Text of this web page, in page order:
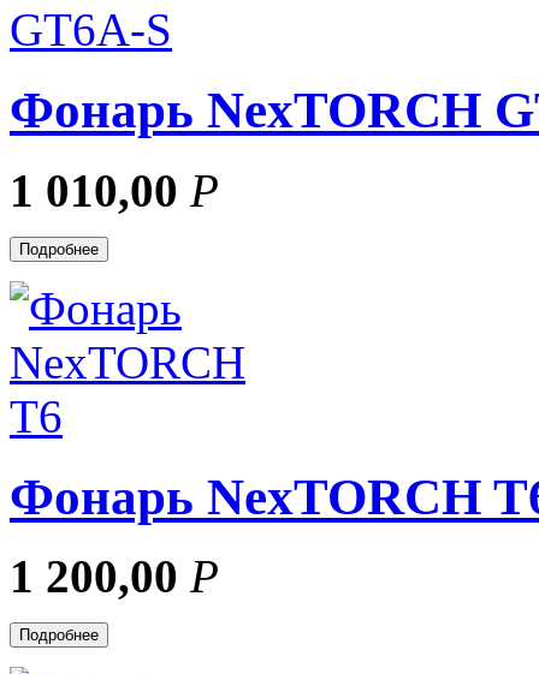
Фонарь NexTORCH
1 010,00 Р
Подробнее
Фонарь NexTORCH
1 200,00 Р
Подробнее